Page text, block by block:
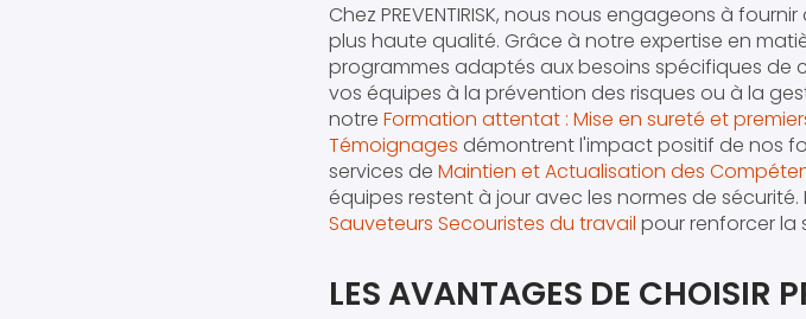
Chez PREVENTIRISK, nous nous engageons à fournir
plus haute qualité. Grâce à notre expertise en
programmes adaptés aux besoins spécifiques de
vos équipes à la prévention des risques ou à la
notre Formation attentat : Mise en sureté et
Témoignages démontrent l'impact positif de nos
services de Maintien et Actualisation des
équipes restent à jour avec les normes de
Sauveteurs Secouristes du travail pour renforcer la
LES AVANTAGES DE CHOISIR